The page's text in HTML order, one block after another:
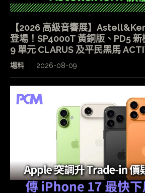
【2026 高級音響展】
登場！SP4000T 黃銅版、PD5
9 單元 CLARUS 及平民黑馬
場料 2026-08-09